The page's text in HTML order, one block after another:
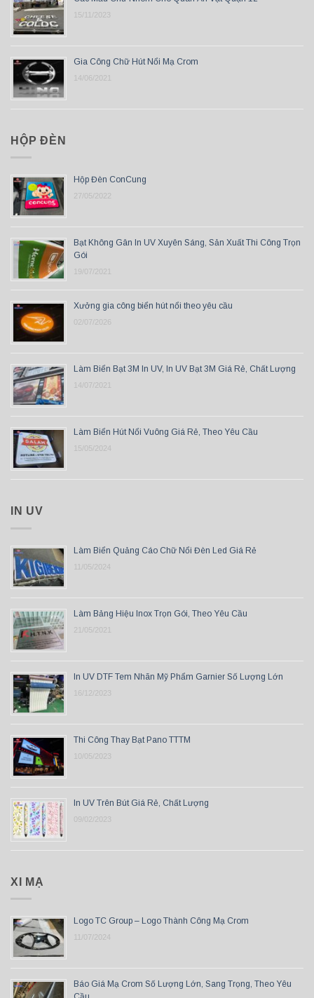
15/11/2023
Gia Công Chữ Hút Nổi Mạ Crom
14/06/2021
HỘP ĐÈN
Hộp Đèn ConCung
27/05/2022
Bạt Không Gân In UV Xuyên Sáng, Sản Xuất Thi Công Trọn
Gói
19/07/2021
Xưởng gia công biển hút nổi theo yêu cầu
02/07/2026
Làm Biển Bạt 3M In UV, In UV Bạt 3M Giá Rẻ, Chất Lượng
14/07/2021
Làm Biển Hút Nổi Vuông Giá Rẻ, Theo Yêu Cầu
15/05/2024
IN UV
Làm Biển Quảng Cáo Chữ Nổi Đèn Led Giá Rẻ
11/05/2024
Làm Bảng Hiệu Inox Trọn Gói, Theo Yêu Cầu
21/05/2021
In UV DTF Tem Nhãn Mỹ Phẩm Garnier Số Lượng Lớn
16/12/2023
Thi Công Thay Bạt Pano TTTM
10/05/2023
In UV Trên Bút Giá Rẻ, Chất Lượng
09/02/2023
XI MẠ
Logo TC Group – Logo Thành Công Mạ Crom
11/07/2024
Báo Giá Mạ Crom Số Lượng Lớn, Sang Trọng, Theo Yêu